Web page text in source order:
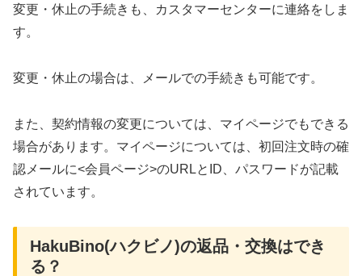
変更・休止の手続きも、カスタマーセンターに連絡をしま
す。
変更・休止の場合は、メールでの手続きも可能です。
また、契約情報の変更については、マイページでもできる
場合があります。マイページについては、初回注文時の確
認メールに<会員ページ>のURLとID、パスワードが記載
されています。
HakuBino(ハクビノ)の返品・交換はでき
る？